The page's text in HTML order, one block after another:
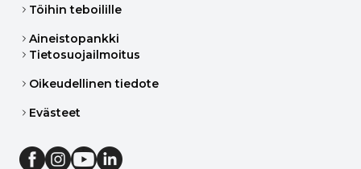
Töihin teboilille
Aineistopankki
Tietosuojailmoitus
Oikeudellinen tiedote
Evästeet